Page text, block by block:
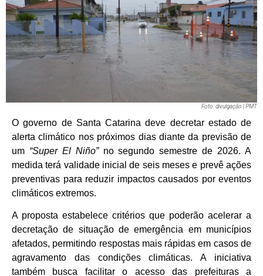
Foto: divulgação | PMT
O governo de Santa Catarina deve decretar estado de
alerta climático nos próximos dias diante da previsão de
um “Super El Niño”no segundo semestre de 2026. A
medida terá validade inicial de seis meses e prevê ações
preventivas para reduzir impactos causados por eventos
climáticos extremos.
A proposta estabelece critérios que poderão acelerar a
decretação de situação de emergência em municípios
afetados, permitindo respostas mais rápidas em casos de
agravamento das condições climáticas. A iniciativa
também busca facilitar o acesso das prefeituras a